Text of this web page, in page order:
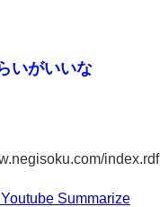
いがいいな
index.rdf
Summarize